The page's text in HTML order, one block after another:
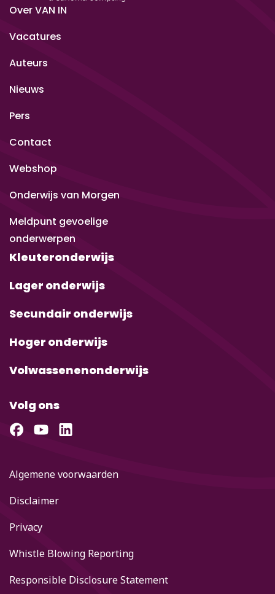
Over VAN IN
Vacatures
Auteurs
Nieuws
Pers
Contact
Webshop
Onderwijs van Morgen
Meldpunt gevoelige
onderwerpen
Kleuteronderwijs
Lager onderwijs
Secundair onderwijs
Hoger onderwijs
Volwassenenonderwijs
Volg ons
Algemene voorwaarden
Disclaimer
Privacy
Whistle Blowing Reporting
Responsible Disclosure Statement